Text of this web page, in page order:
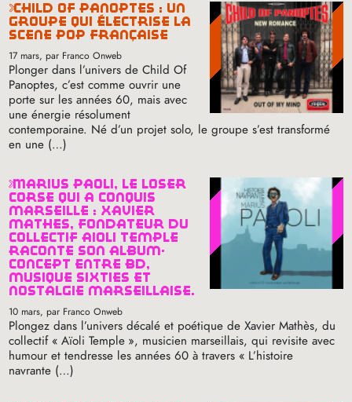
child of panoptes : un
groupe qui électrise la
scène pop française
17 mars, par Franco Onweb
Plonger dans l’univers de Child Of
Panoptes, c’est comme ouvrir une
porte sur les années 60, mais avec
une énergie résolument
contemporaine. Né d’un projet solo, le groupe s’est transformé
en une (…)
marius paoli, le loser
corse qui a conquis
marseille : xavier
mathès, fondateur du
collectif aïoli temple
raconte son album-
concept entre bd,
musique sixties et
nostalgie marseillaise.
10 mars, par Franco Onweb
Plongez dans l’univers décalé et poétique de Xavier Mathès, du
collectif « Aïoli Temple », musicien marseillais, qui revisite avec
humour et tendresse les années 60 à travers « L’histoire
navrante (…)